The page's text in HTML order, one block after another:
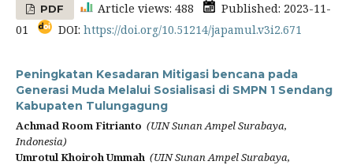
PDF Article views: 488
Published: 2023-11-
01
DOI: https://doi.org/10.51214/japamul.v3i2.671
Peningkatan Kesadaran Mitigasi bencana pada
Generasi Muda Melalui Sosialisasi di SMPN 1 Sendang
Kabupaten Tulungagung
Achmad Room Fitrianto (UIN Sunan Ampel Surabaya,
Indonesia)
Umrotul Khoiroh Ummah (UIN Sunan Ampel Surabaya,